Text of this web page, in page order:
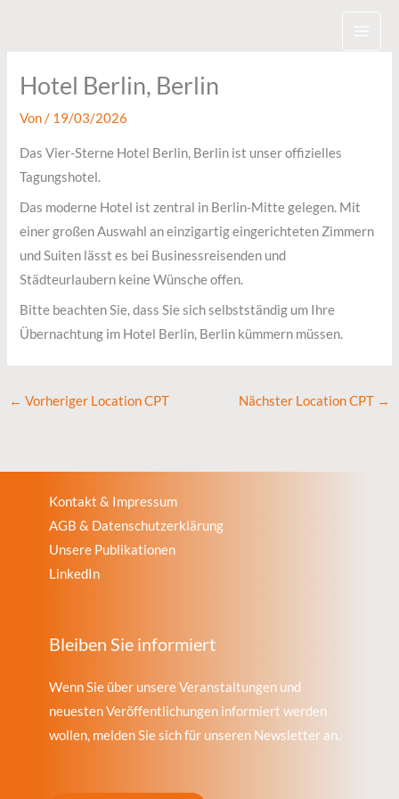
Hotel Berlin, Berlin
Von/ 19/03/2026
Das Vier-Sterne Hotel Berlin, Berlin ist unser offizielles
Tagungshotel.
Das moderne Hotel ist zentral in Berlin-Mitte gelegen. Mit
einer großen Auswahl an einzigartig eingerichteten Zimmern
und Suiten lässt es bei Businessreisenden und
Städteurlaubern keine Wünsche offen.
Bitte beachten Sie, dass Sie sich selbstständig um Ihre
Übernachtung im Hotel Berlin, Berlin kümmern müssen.
← Vorheriger Location CPT Nächster Location CPT →
Kontakt & Impressum
AGB & Datenschutzerklärung
Unsere Publikationen
LinkedIn
Bleiben Sie informiert
Wenn Sie über unsere Veranstaltungen und
neuesten Veröffentlichungen informiert werden
wollen, melden Sie sich für unseren Newsletter an.